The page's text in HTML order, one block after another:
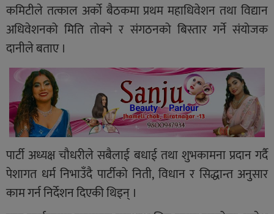
कमिटीले तत्काल अर्को बैठकमा प्रथम महाधिवेशन तथा विद्यान
अधिवेशनको मिति तोक्ने र संगठनको बिस्तार गर्ने संयोजक
दानीले बताए ।
पार्टी अध्यक्ष चौधरीले सबैलाई बधाई तथा शुभकामना प्रदान गर्दै
पेशागत धर्म निभाउँदै पार्टीको निती, विधान र सिद्धान्त अनुसार
काम गर्न निर्देशन दिएकी थिइन् ।